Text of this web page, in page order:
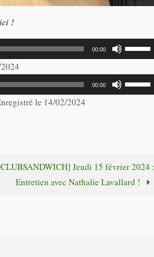
!
00:00
Utilisez
les
flèches
le
volume.
00:00
Utilisez
les
ou
diminuer
le 14/02/2024
Jeudi 15 février 2024 :
Entretien avec Nathalie Lavallard !